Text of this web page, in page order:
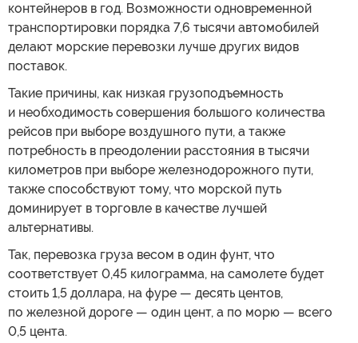
контейнеров в год. Возможности одновременной
транспортировки порядка 7,6 тысячи автомобилей
делают морские перевозки лучше других видов
поставок.
Такие причины, как низкая грузоподъемность
и необходимость совершения большого количества
рейсов при выборе воздушного пути, а также
потребность в преодолении расстояния в тысячи
километров при выборе железнодорожного пути,
также способствуют тому, что морской путь
доминирует в торговле в качестве лучшей
альтернативы.
Так, перевозка груза весом в один фунт, что
соответствует 0,45 килограмма, на самолете будет
стоить 1,5 доллара, на фуре — десять центов,
по железной дороге — один цент, а по морю — всего
0,5 цента.